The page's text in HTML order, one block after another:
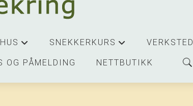
SNEKKERKURS VERKSTED
OG PÅMELDING NETTBUTIKK